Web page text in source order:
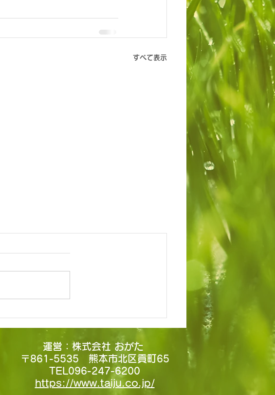
すべて表示
運営：株式会社 おがた
〒861-5535 熊本市北区貢町65
TEL096-247-6200
https://www.taiju.co.jp/